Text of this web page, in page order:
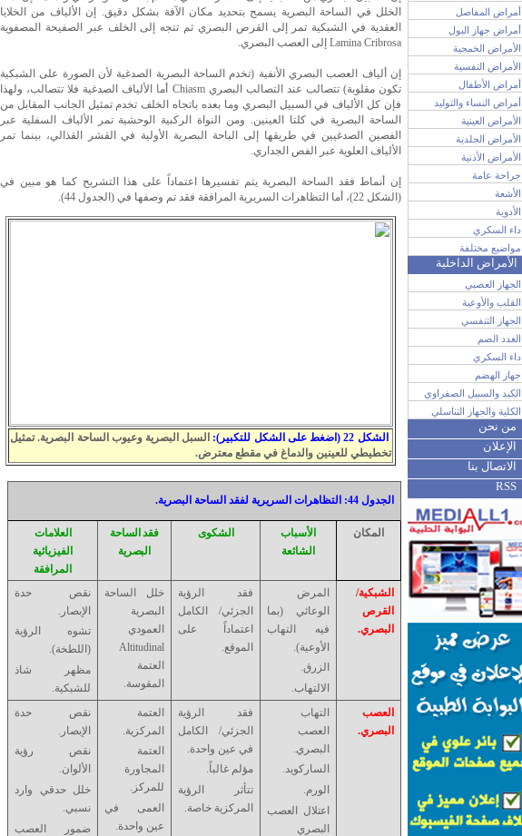
أمراض المفاصل
أمراض جهاز البول
الأمراض الخمجية
الأمراض النفسية
أمراض الأطفال
أمراض النساء والتوليد
الأمراض العينية
الأمراض الجلدية
الأمراض الأذنية
جراحة عامة
الأشعة
الأدوية
داء السكري
مواضيع مختلفة
الأمراض الداخلية
الجهاز العصبي
القلب والأوعية
الجهاز التنفسي
الغدد الصم
داء السكري
جهاز الهضم
الكبد والسبيل الصفراوي
الكلية والجهاز التناسلي
من نحن
الإعلان
الاتصال بنا
RSS
الخلل في الساحة البصرية يسمح بتحديد مكان الآفة بشكل دقيق. إن الألياف من الخلايا
العقدية في الشبكية تمر إلى القرص البصري ثم تتجه إلى الخلف عبر الصفيحة المصفوية
Lamina Cribrosa إلى العصب البصري.
إن ألياف العصب البصري الأنفية (تخدم الساحة البصرية الصدغية لأن الصورة على الشبكية
تكون مقلوبة) تتصالب عند التصالب البصري Chiasm أما الألياف الصدغية فلا تتصالب، ولهذا
فإن كل الألياف في السبيل البصري وما بعده باتجاه الخلف تخدم تمثيل الجانب المقابل من
الساحة البصرية في كلتا العينين. ومن النواة الركبية الوحشية تمر الألياف السفلية عبر
الفصين الصدغيين في طريقها إلى الباحة البصرية الأولية في القشر القذالي، بينما تمر
الألياف العلوية عبر الفص الجداري.
إن أنماط فقد الساحة البصرية يتم تفسيرها اعتماداً على هذا التشريح كما هو مبين في
(الشكل 22)، أما التظاهرات السريرية المرافقة فقد تم وصفها في (الجدول 44).
الشكل 22 (اضغط على الشكل للتكبير):
السبل البصرية وعيوب الساحة البصرية. تمثيل
تخطيطي للعينين والدماغ في مقطع معترض.
الجدول 44: التظاهرات السريرية لفقد الساحة البصرية.
المكان
الأسباب
الشائعة
الشكوى
فقد الساحة
البصرية
العلامات
الفيزيائية
المرافقة
الشبكية/
القرص
البصري.
المرض
الوعائي (بما
فيه التهاب
الأوعية).
الزرق.
الالتهاب.
فقد الرؤية
الجزئي/ الكامل
اعتماداً على
الموقع.
خلل الساحة
البصرية
العمودي
Altitudinal
العتمة
المقوسة.
نقص حدة
الإبصار.
تشوه الرؤية
(اللطخة).
مظهر شاذ
للشبكية.
العصب
البصري.
التهاب
العصب
البصري.
الساركويد.
الورم.
اعتلال العصب
البصري
فقد الرؤية
الجزئي/ الكامل
في عين واحدة.
مؤلم غالباً.
تتأثر الرؤية
المركزية خاصة.
العتمة
المركزية.
العتمة
المجاورة
للمركز.
العمى في
عين واحدة.
نقص حدة
الإبصار.
نقص رؤية
الألوان.
خلل حدقي وارد
نسبي.
ضمور العصب